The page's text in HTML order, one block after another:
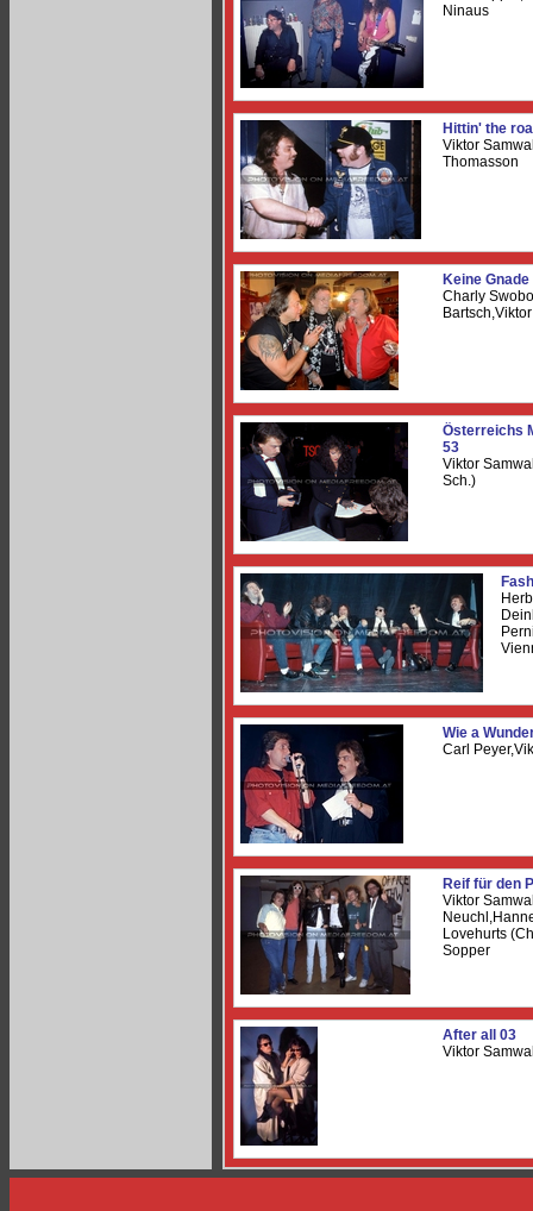
Ninaus
Hittin' the
Viktor
Thomasson
Keine Gnade
Charly
Österreichs
53
Viktor
Sch.)
Wie a
Carl
Reif für den
Viktor
Lovehurts
Sopper
After all 03
Viktor